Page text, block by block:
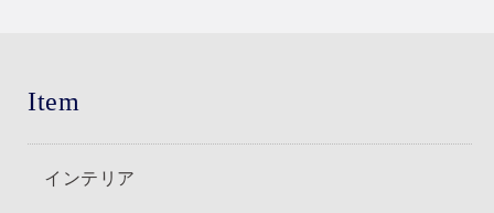
Item
インテリア